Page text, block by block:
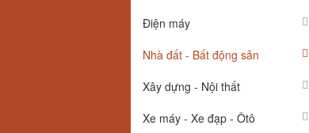
Điện máy
Nhà đất - Bất động sản
Xây dựng - Nội thất
Xe máy - Xe đạp - Ôtô